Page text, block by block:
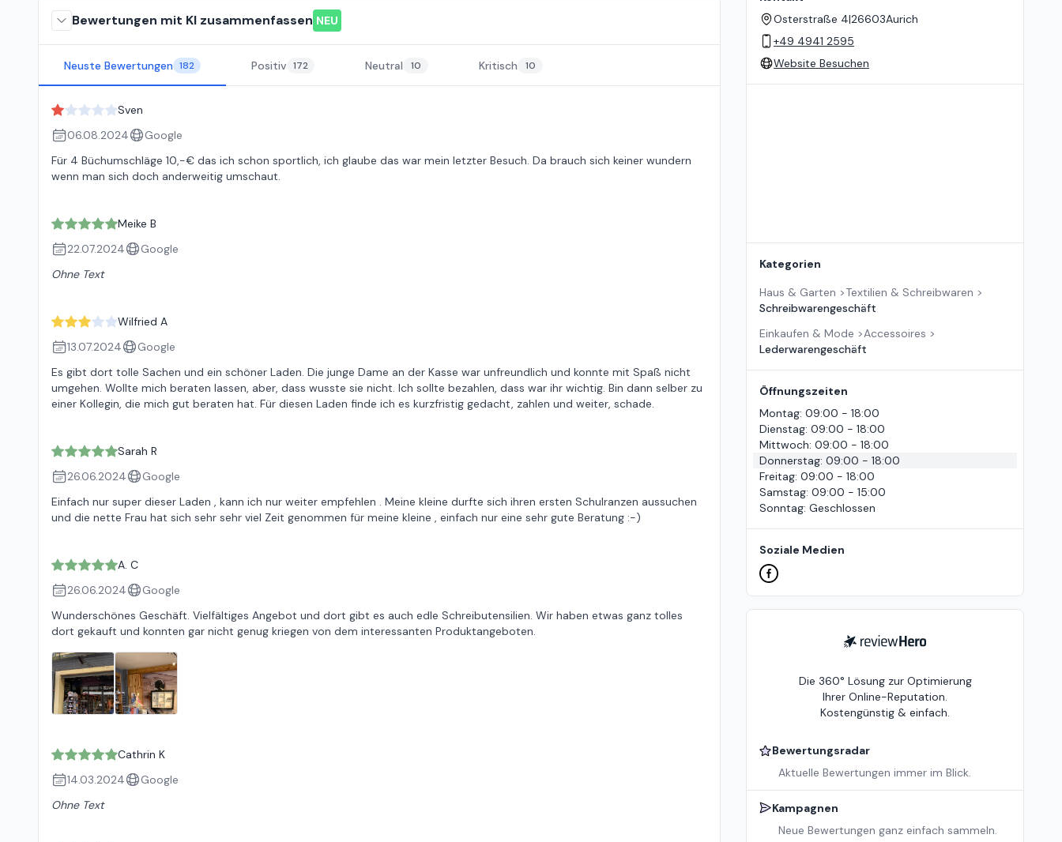
Bewertungen mit KI zusammenfassen NEU
Neuste Bewertungen 182 Positiv 172 Neutral 10 Kritisch 10
Sven
06.08.2024
Google
Für 4 Büchumschläge 10,-€ das ich schon sportlich, ich glaube das war mein letzter Besuch. Da brauch sich keiner wundern
wenn man sich doch anderweitig umschaut.
Meike B
22.07.2024
Google
Ohne Text
Wilfried A
13.07.2024
Google
Es gibt dort tolle Sachen und ein schöner Laden. Die junge Dame an der Kasse war unfreundlich und konnte mit Spaß nicht
umgehen. Wollte mich beraten lassen, aber, dass wusste sie nicht. Ich sollte bezahlen, dass war ihr wichtig. Bin dann selber zu
einer Kollegin, die mich gut beraten hat. Für diesen Laden finde ich es kurzfristig gedacht, zahlen und weiter, schade.
Sarah R
26.06.2024
Google
Einfach nur super dieser Laden , kann ich nur weiter empfehlen . Meine kleine durfte sich ihren ersten Schulranzen aussuchen
und die nette Frau hat sich sehr sehr viel Zeit genommen für meine kleine , einfach nur eine sehr gute Beratung :-)
A. C
26.06.2024
Google
Wunderschönes Geschäft. Vielfältiges Angebot und dort gibt es auch edle Schreibutensilien. Wir haben etwas ganz tolles
dort gekauft und konnten gar nicht genug kriegen von dem interessanten Produktangeboten.
Cathrin K
14.03.2024
Google
Ohne Text
Osterstraße 4|26603Aurich
+49 4941 2595
Website Besuchen
Kategorien
Haus & Garten >Textilien & Schreibwaren >
Schreibwarengeschäft
Einkaufen & Mode >Accessoires >
Lederwarengeschäft
Öffnungszeiten
Montag: 09:00 - 18:00
Dienstag: 09:00 - 18:00
Mittwoch: 09:00 - 18:00
Donnerstag: 09:00 - 18:00
Freitag: 09:00 - 18:00
Samstag: 09:00 - 15:00
Sonntag: Geschlossen
Soziale Medien
ReviewHero
Die 360° Lösung zur Optimierung
Ihrer Online-Reputation.
Kostengünstig & einfach.
Bewertungsradar
Aktuelle Bewertungen immer im Blick.
Kampagnen
Neue Bewertungen ganz einfach sammeln.